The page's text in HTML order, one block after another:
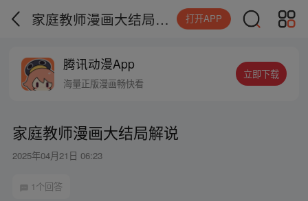
家庭教师漫画大结局解说 打开APP
腾讯动漫App
海量正版漫画畅快看
立即下载
家庭教师漫画大结局解说
2025年04月21日 06:23
1个回答